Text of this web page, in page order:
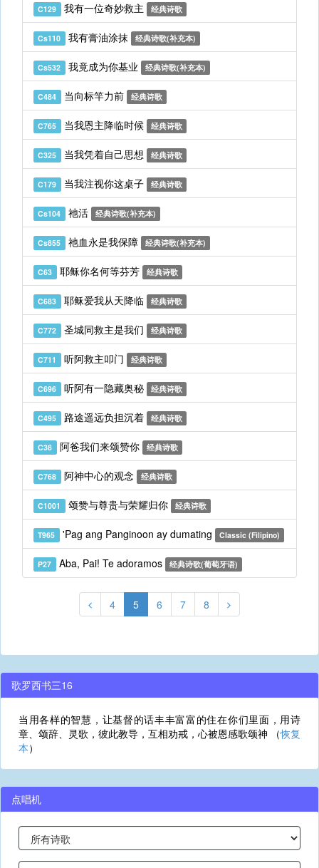
C129 我有一位奇妙救主 经典诗歌
Cs110 我有膏油涂抹 经典诗歌(补充本)
Cs532 我竟成为你基业 经典诗歌(补充本)
C484 当向标竿力前 经典诗歌
C765 当我恩主降临时候 经典诗歌
C325 当我凭着自己思想 经典诗歌
C179 当我注视你这桌子 经典诗歌
Cs104 祂活 经典诗歌(补充本)
Cs855 祂血永是我保障 经典诗歌(补充本)
C63 耶稣你名何等芬芳 经典诗歌
C683 耶稣爱我从天降临 经典诗歌
C772 圣城同救主是我们 经典诗歌
C711 听阿救主叩门 经典诗歌
C696 听阿有一隐藏奥秘 经典诗歌
C495 路途遥远负担沉着 经典诗歌
C38 阿爸我们来颂赞你 经典诗歌
C768 阿神中心的观念 经典诗歌
C1001 颂赞与尊贵与荣耀归你 经典诗歌
T965 'Pag ang Panginoon ay dumating Classic (Filipino)
P27 Aba, Pai! Te adoramos 经典诗歌(葡萄牙语)
4 5 6 7 8
歌罗西书三16
当用各样的智慧，让基督的话丰丰富富的住在你们里面，用诗
章、颂辞、灵歌，彼此教导，互相劝戒，心被恩感歌颂神 （恢复
本）
点唱机